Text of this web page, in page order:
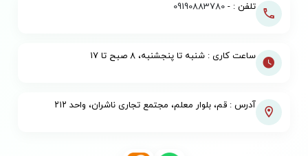
تلفن : -09190883780
ساعت کاری : شنبه تا پنجشنبه، ۸ صبح تا ۱۷
آدرس : قم، بلوار معلم، مجتمع تجاری ناشران، واحد ۲۱۲